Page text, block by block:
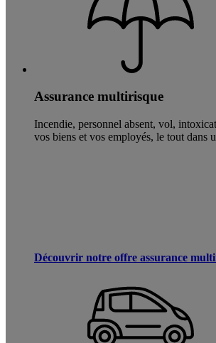
Assurance multirisque
Incendie, personnel absent, vol,
vos biens et vos employés, le tout dans
Découvrir notre offre assurance